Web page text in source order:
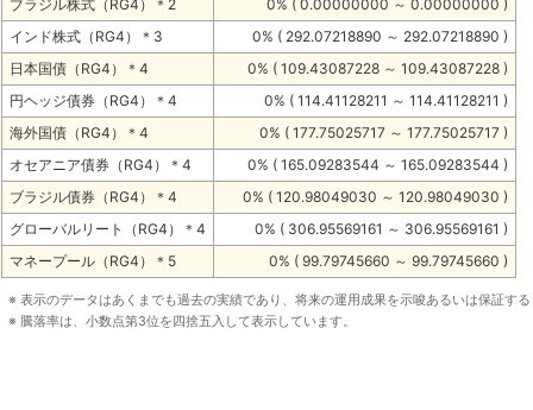
ブラジル株式（RG4）＊2
0% ( 0.00000000 ～ 0.00000000 )
インド株式（RG4）＊3
0% ( 292.07218890 ～ 292.07218890 )
日本国債（RG4）＊4
0% ( 109.43087228 ～ 109.43087228 )
円ヘッジ債券（RG4）＊4
0% ( 114.41128211 ～ 114.41128211 )
海外国債（RG4）＊4
0% ( 177.75025717 ～ 177.75025717 )
オセアニア債券（RG4）＊4
0% ( 165.09283544 ～ 165.09283544 )
ブラジル債券（RG4）＊4
0% ( 120.98049030 ～ 120.98049030 )
グローバルリート（RG4）＊4
0% ( 306.95569161 ～ 306.95569161 )
マネープール（RG4）＊5
0% ( 99.79745660 ～ 99.79745660 )
※ 表示のデータはあくまでも過去の実績であり、将来の運用成果を示唆あるいは保証す
※ 騰落率は、小数点第3位を四捨五入して表示しています。